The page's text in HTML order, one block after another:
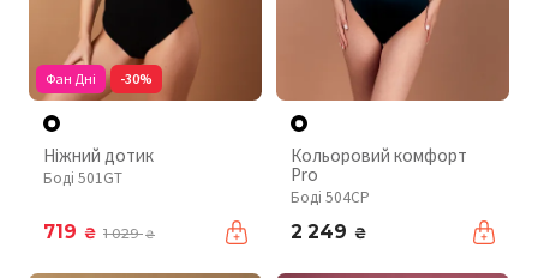
Фан Дні -30%
Ніжний дотик
Боді 501GT
719 ₴ 1 029₴
Кольоровий комфорт
Pro
Боді 504CP
2 249 ₴